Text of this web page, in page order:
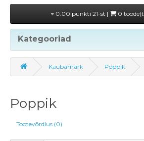
0.00 punkti 21-st | 0
Kategooriad
Kaubamärk Poppik
Poppik
Tootevõrdlus (0)